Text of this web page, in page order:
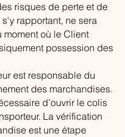
risques de perte et de
rapportant, ne sera
moment où le Client
possession des
est responsable du
des marchandises.
d’ouvrir le colis
La vérification
est une étape